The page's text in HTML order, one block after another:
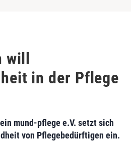
will
in der Pflege
mund-pflege e.V. setzt sich
von Pflegebedürftigen ein.